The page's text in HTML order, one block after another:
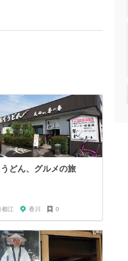
どん、グルメの旅
都江 香川 0